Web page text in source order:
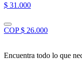
$ 31.000
COP $ 26.000
Encuentra todo lo que